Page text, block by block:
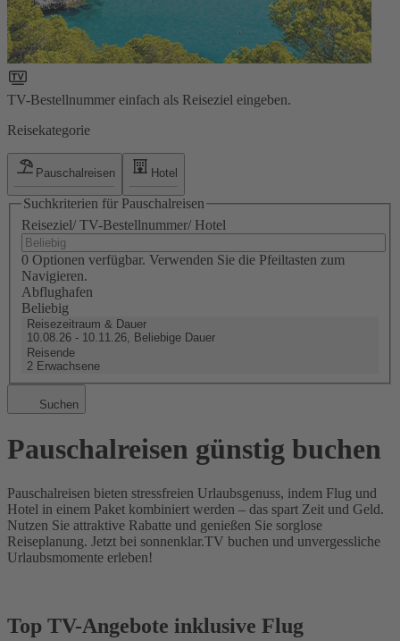
TV-Bestellnummer einfach als Reiseziel eingeben.
Reisekategorie
Pauschalreisen Hotel
Suchkriterien für Pauschalreisen
Reiseziel/ TV-Bestellnummer/ Hotel
0 Optionen verfügbar. Verwenden Sie die Pfeiltasten zum
Navigieren.
Abflughafen
Beliebig
Reisezeitraum & Dauer
10.08.26 - 10.11.26, Beliebige Dauer
Reisende
2 Erwachsene
Suchen
Pauschalreisen günstig buchen
Pauschalreisen bieten stressfreien Urlaubsgenuss, indem Flug und
Hotel in einem Paket kombiniert werden – das spart Zeit und Geld.
Nutzen Sie attraktive Rabatte und genießen Sie sorglose
Reiseplanung. Jetzt bei sonnenklar.TV buchen und unvergessliche
Urlaubsmomente erleben!
Top TV-Angebote inklusive Flug